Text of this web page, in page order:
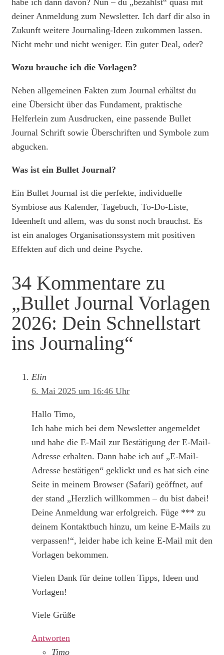
habe ich dann davon? Nun – du „bezahlst“ quasi mit
deiner Anmeldung zum Newsletter. Ich darf dir also in
Zukunft weitere Journaling-Ideen zukommen lassen.
Nicht mehr und nicht weniger. Ein guter Deal, oder?
Wozu brauche ich die Vorlagen?
Neben allgemeinen Fakten zum Journal erhältst du
eine Übersicht über das Fundament, praktische
Helferlein zum Ausdrucken, eine passende Bullet
Journal Schrift sowie Überschriften und Symbole zum
abgucken.
Was ist ein Bullet Journal?
Ein Bullet Journal ist die perfekte, individuelle
Symbiose aus Kalender, Tagebuch, To-Do-Liste,
Ideenheft und allem, was du sonst noch brauchst. Es
ist ein analoges Organisationssystem mit positiven
Effekten auf dich und deine Psyche.
34 Kommentare zu
„Bullet Journal Vorlagen
2026: Dein Schnellstart
ins Journaling“
Elin
6. Mai 2025 um 16:46 Uhr
Hallo Timo,
Ich habe mich bei dem Newsletter angemeldet
und habe die E-Mail zur Bestätigung der E-Mail-
Adresse erhalten. Dann habe ich auf „E-Mail-
Adresse bestätigen“ geklickt und es hat sich eine
Seite in meinem Browser (Safari) geöffnet, auf
der stand „Herzlich willkommen – du bist dabei!
Deine Anmeldung war erfolgreich. Füge *** zu
deinem Kontaktbuch hinzu, um keine E-Mails zu
verpassen!“, leider habe ich keine E-Mail mit den
Vorlagen bekommen.
Vielen Dank für deine tollen Tipps, Ideen und
Vorlagen!
Viele Grüße
Antworten
Timo